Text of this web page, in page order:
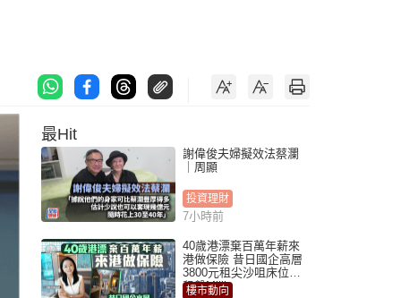
最Hit
謝偉俊夫婦擬效法蔡瀾
｜周顯
投資理財
7小時前
40歲港漂棄百萬年薪來
港做保險 昔日國企高層
3800元租尖沙咀床位｜
租盤Million
樓市動向